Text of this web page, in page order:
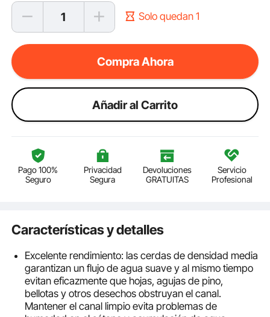
Solo quedan 1
Compra Ahora
Añadir al Carrito
Pago 100%
Seguro
Privacidad
Segura
Devoluciones
GRATUITAS
Servicio
Profesional
Características y detalles
Excelente rendimiento: las cerdas de densidad media
garantizan un flujo de agua suave y al mismo tiempo
evitan eficazmente que hojas, agujas de pino,
bellotas y otros desechos obstruyan el canal.
Mantener el canal limpio evita problemas de